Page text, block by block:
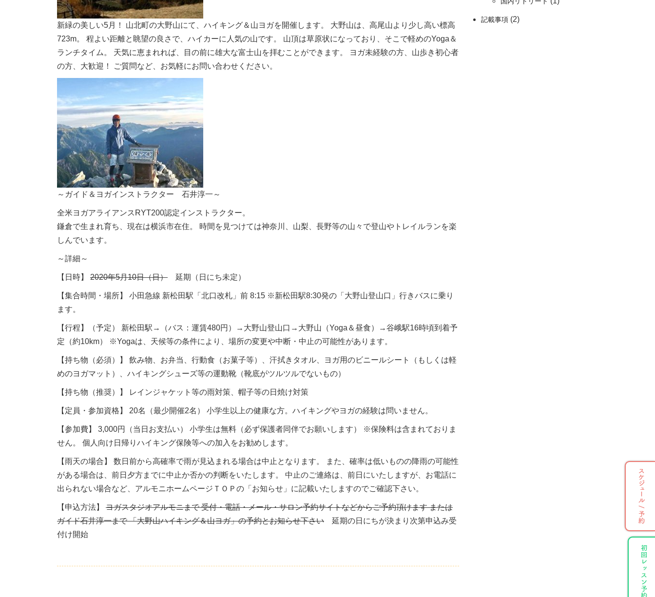
新緑の美しい5月！ 山北町の大野山にて、ハイキング＆山ヨガを開催します。 大野山は、高尾山より少し高い標高
723m。 程よい距離と眺望の良さで、ハイカーに人気の山です。 山頂は草原状になっており、そこで軽めのYoga＆
ランチタイム。 天気に恵まれれば、目の前に雄大な富士山を拝むことができます。 ヨガ未経験の方、山歩き初心者
の方、大歓迎！ ご質問など、お気軽にお問い合わせください。
～ガイド＆ヨガインストラクター 石井淳一～
全米ヨガアライアンスRYT200認定インストラクター。
鎌倉で生まれ育ち、現在は横浜市在住。 時間を見つけては神奈川、山梨、長野等の山々で登山やトレイルランを楽
しんでいます。
～詳細～
【日時】 2020年5月10日（日） 延期（日にち未定）
【集合時間・場所】 小田急線 新松田駅「北口改札」前 8:15 ※新松田駅8:30発の「大野山登山口」行きバスに乗り
ます。
【行程】（予定） 新松田駅→（バス：運賃480円）→大野山登山口→大野山（Yoga＆昼食）→谷峨駅16時頃到着予
定（約10km） ※Yogaは、天候等の条件により、場所の変更や中断・中止の可能性があります。
【持ち物（必須）】 飲み物、お弁当、行動食（お菓子等）、汗拭きタオル、ヨガ用のビニールシート（もしくは軽
めのヨガマット）、ハイキングシューズ等の運動靴（靴底がツルツルでないもの）
【持ち物（推奨）】 レインジャケット等の雨対策、帽子等の日焼け対策
【定員・参加資格】 20名（最少開催2名） 小学生以上の健康な方。ハイキングやヨガの経験は問いません。
【参加費】 3,000円（当日お支払い） 小学生は無料（必ず保護者同伴でお願いします） ※保険料は含まれておりま
せん。 個人向け日帰りハイキング保険等への加入をお勧めします。
【雨天の場合】 数日前から高確率で雨が見込まれる場合は中止となります。 また、確率は低いものの降雨の可能性
がある場合は、前日夕方までに中止か否かの判断をいたします。 中止のご連絡は、前日にいたしますが、お電話に
出られない場合など、アルモニホームページＴＯＰの「お知らせ」に記載いたしますのでご確認下さい。
【申込方法】 ヨガスタジオアルモニまで 受付・電話・メール・サロン予約サイトなどからご予約頂けます または
ガイド石井淳一まで 「大野山ハイキング＆山ヨガ」の予約とお知らせ下さい 延期の日にちが決まり次第申込み受
付け開始
記載事項 (2)